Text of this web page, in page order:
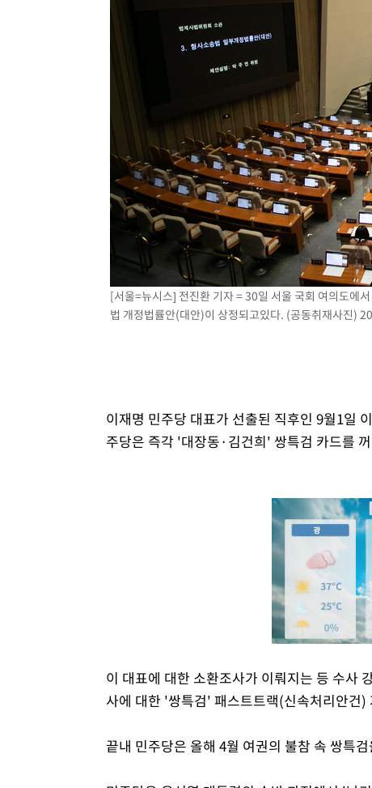
[서울=뉴시스] 전진환 기자 = 30일 서울 국회 여의도에
법 개정법률안(대안)이 상정되고있다. (공동취재사진)
이재명 민주당 대표가 선출된 직후인 9월1일
주당은 즉각 '대장동·김건희' 쌍특검 카드를
이 대표에 대한 소환조사가 이뤄지는 등 수사
사에 대한 '쌍특검' 패스트트랙(신속처리안건)
끝내 민주당은 올해 4월 여권의 불참 속 쌍특